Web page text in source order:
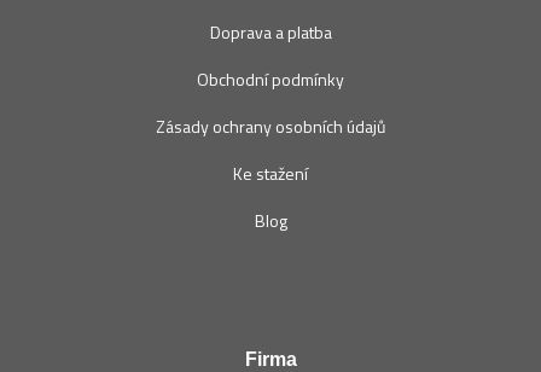
Doprava a platba
Obchodní podmínky
Zásady ochrany osobních údajů
Ke stažení
Blog
Firma